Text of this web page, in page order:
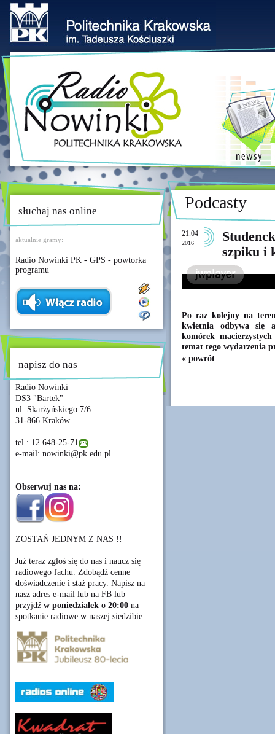
słuchaj nas online
aktualnie gramy:
Radio Nowinki PK - GPS - powtorka
programu
napisz do nas
Radio Nowinki
DS3 "Bartek"
ul. Skarżyńskiego 7/6
31-866 Kraków
tel.: 12 648-25-71
e-mail: nowinki@pk.edu.pl
Obserwuj nas na:
ZOSTAŃ JEDNYM Z NAS !!
Już teraz zgłoś się do nas i naucz się
radiowego fachu. Zdobądź cenne
doświadczenie i staż pracy. Napisz na
nasz adres e-mail lub na FB lub
przyjdź w poniedziałek o 20:00 na
spotkanie radiowe w naszej siedzibie.
Podcasty
21.04
2016
szpiku i
Po raz kolejny na
kwietnia odbywa się
komórek
temat tego wydarzenia
« powrót